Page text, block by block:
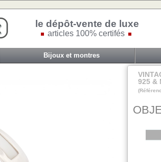
le dépôt-vente de luxe
articles 100% certifés
Bijoux et montres
925 &